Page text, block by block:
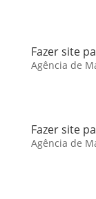
Fazer site
Agência de
Fazer site
Agência de